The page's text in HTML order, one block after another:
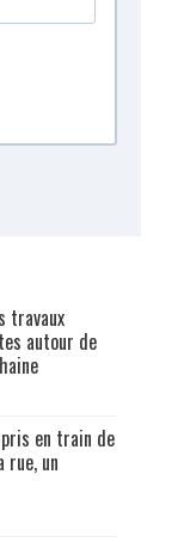
travaux
autour de
en train de
rue, un